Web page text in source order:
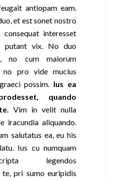
antiopam eam.
et est sonet nostro
interesset
putant vix. No duo
no cum maiorum
no pro vide mucius
possim. Ius ea
quando
Vim in velit nulla
iracundia aliquando.
salutatus ea, eu his
Ius cu numquam
legendos
te, pri sumo euripidis